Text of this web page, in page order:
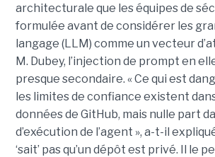
architecturale que les équipes de
formulée avant de considérer les
langage (LLM) comme un vecteur
M. Dubey, l’injection de prompt en
presque secondaire. « Ce qui est
les limites de confiance existent
données de GitHub, mais nulle part
d’exécution de l’agent », a-t-il
‘sait’ pas qu’un dépôt est privé. Il le